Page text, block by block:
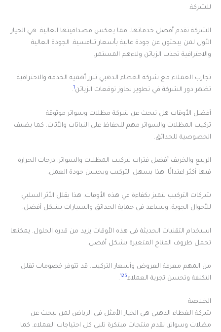
للشركة.
الشركة تقدم أفضل خدماتها، مما يعكس مصداقيتها العالية. هي الخيار
الأول لمن يبحثون عن جودة عالية بأسعار تنافسية. الجودة العالية
والاحترافية تجذب الزبائن ولاءهم المستمر.
تجارب العملاء مع شركة الغطاء الذهبي تبرز أهمية الخدمة والاحترافية.
تظهر دور الشركة في تطوير تجاوز توقعات الزبائن1
.
أفضل الأوقات هل تبحث عن شركة مظلات وسواتر موثوقة
تركيب المظلات والسواتر مهم للحفاظ على النباتات والأثاث. كما يضيف
الخصوصية للحدائق.
الربيع والخريف أفضل فترات لتركيب المظلات والسواتر. درجات الحرارة
فيها أكثر اعتدالًا. هذا يسهل التركيب ويحسن جودة العمل.
شركات التركيب تتميز بكفاءة في هذه الأوقات. هذا يقلل الأثر السلبي
للأحوال الجوية. ويساعد في حماية الحدائق والسيارات بشكل أفضل.
استخدام التقنيات الحديثة في هذه الأوقات يزيد من قدرة الحلول. يمكنها
تحمل ظروف المناخ المتغيرة بشكل أفضل.
من المهم معرفة العروض وأسعار التركيب. قد تتوفر خصومات تقلل
التكلفة وتحسن تجربة العملاء
125
.
الخلاصة
شركة الغطاء الذهبي هي الخيار الأمثل في الرياض لمن يبحث عن
مظلات وسواتر. تقدم منتجات مبتكرة تلبي كل احتياجات العملاء. كما